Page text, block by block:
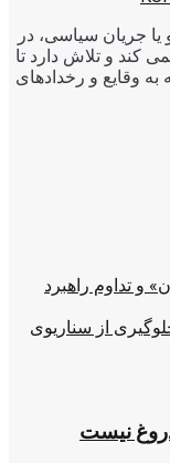
جریان سیاسی، در
کند و تلاش دارد تا
به وقایع و رخدادهای
و تداوم راهبرد
از سناریوی
نیست